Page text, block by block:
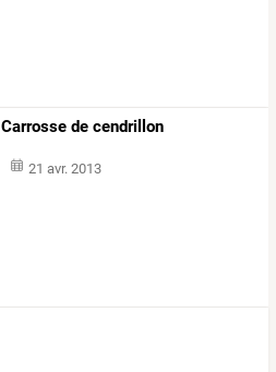
Carrosse de cendrillon
21 avr. 2013